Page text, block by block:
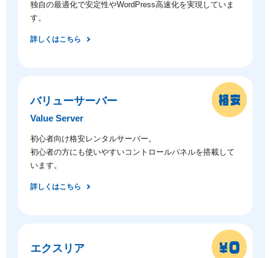
独自の最適化で安定性やWordPress高速化を実現していま
す。
詳しくはこちら
バリューサーバー
Value Server
初心者向け格安レンタルサーバー。
初心者の方にも使いやすいコントロールパネルを搭載して
います。
詳しくはこちら
エクスリア